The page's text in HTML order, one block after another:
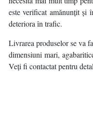
este verificat amănunțit și
deteriora în trafic.
Livrarea produselor se va
dimensiuni mari,
Veți fi contactat pentru